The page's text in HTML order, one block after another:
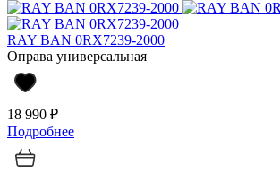
RAY BAN 0RX7239-2000
Оправа универсальная
18 990 ₽
Подробнее